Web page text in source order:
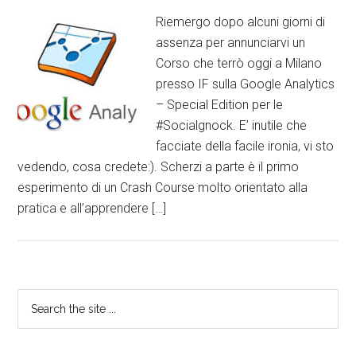
Riemergo dopo alcuni giorni di
assenza per annunciarvi un
Corso che terrò oggi a Milano
presso IF sulla Google Analytics
– Special Edition per le
#Socialgnock. E’ inutile che
facciate della facile ironia, vi sto
vedendo, cosa credete:). Scherzi a parte è il primo
esperimento di un Crash Course molto orientato alla
pratica e all’apprendere […]